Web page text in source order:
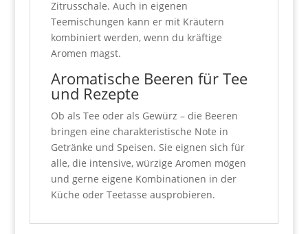
Zitrusschale. Auch in eigenen
Teemischungen kann er mit Kräutern
kombiniert werden, wenn du kräftige
Aromen magst.
Aromatische Beeren für Tee
und Rezepte
Ob als Tee oder als Gewürz – die Beeren
bringen eine charakteristische Note in
Getränke und Speisen. Sie eignen sich für
alle, die intensive, würzige Aromen mögen
und gerne eigene Kombinationen in der
Küche oder Teetasse ausprobieren.